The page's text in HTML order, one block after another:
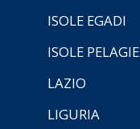
ISOLE EGADI
ISOLE PELAGIE
LAZIO
LIGURIA